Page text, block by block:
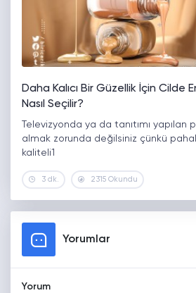
Daha Kalıcı Bir Güzellik İçin Cilde
Nasıl Seçilir?
Televizyonda ya da tanıtımı yapılan
almak zorunda değilsiniz çünkü
kaliteli1
3 dk. 2315 Okundu
Yorumlar
Yorum